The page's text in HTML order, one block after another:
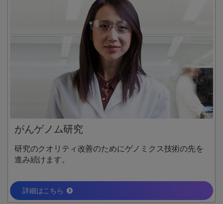
がんゲノム研究
研究のクオリティ改善のためにゲノミクス技術の先を
進み続けます。
詳細はこちら